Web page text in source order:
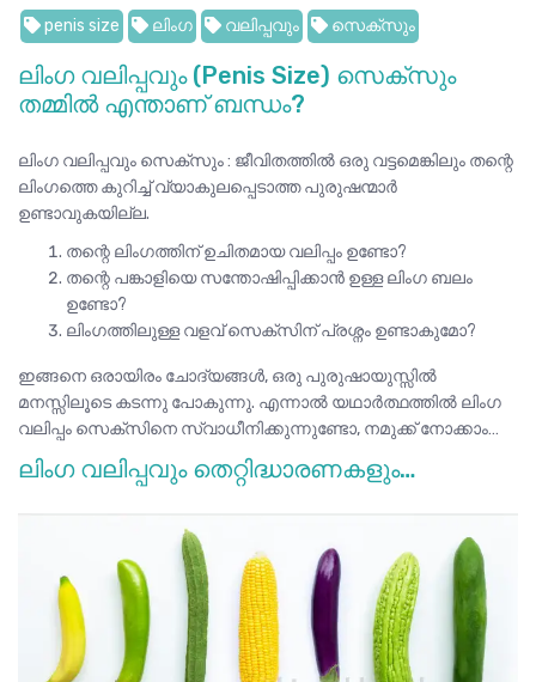
penis size ലിംഗ വലിപ്പവും സെക്സും
ലിംഗ വലിപ്പവും (Penis Size) സെക്സും
തമ്മിൽ എന്താണ് ബന്ധം?
ലിംഗ വലിപ്പവും സെക്സും : ജീവിതത്തിൽ ഒരു വട്ടമെങ്കിലും തന്റെ
ലിംഗത്തെ കുറിച്ച് വ്യാകുലപ്പെടാത്ത പുരുഷന്മാർ
ഉണ്ടാവുകയില്ല.
തന്റെ ലിംഗത്തിന് ഉചിതമായ വലിപ്പം ഉണ്ടോ?
തന്റെ പങ്കാളിയെ സന്തോഷിപ്പിക്കാൻ ഉള്ള ലിംഗ ബലം
ഉണ്ടോ?
ലിംഗത്തിലുള്ള വളവ് സെക്സിന് പ്രശ്നം ഉണ്ടാകുമോ?
ഇങ്ങനെ ഒരായിരം ചോദ്യങ്ങൾ, ഒരു പുരുഷായുസ്സിൽ
മനസ്സിലൂടെ കടന്നു പോകുന്നു. എന്നാൽ യഥാർത്ഥത്തിൽ ലിംഗ
വലിപ്പം സെക്സിനെ സ്വാധീനിക്കുന്നുണ്ടോ, നമുക്ക് നോക്കാം…
ലിംഗ വലിപ്പവും തെറ്റിദ്ധാരണകളും…